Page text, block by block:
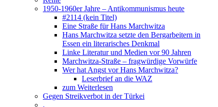
1950-1960er Jahre – Antikommunismus heute
#2114 (kein Titel)
Eine Straße für Hans Marchwitza
Hans Marchwitza setzte den Bergarbeitern in
Essen ein literarisches Denkmal
Linke Literatur und Medien vor 90 Jahren
Marchwitza-Straße – fragwürdige Vorwürfe
Wer hat Angst vor Hans Marchwitza?
Leserbrief an die WAZ
zum Weiterlesen
Gegen Streikverbot in der Türkei
.